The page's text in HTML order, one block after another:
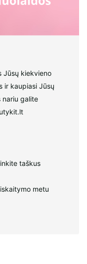
Jūsų kiekvieno
ir kaupiasi Jūsų
nariu galite
taškus
metu